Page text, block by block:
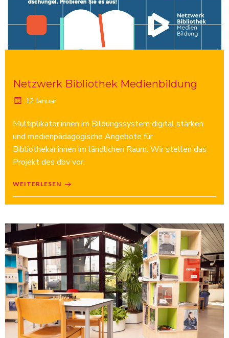
Netzwerk Bibliothek Medienbildung
12 Januar
Multiplikator:innen im Bildungssystem digital stärken
und medienpädagogische Angebote für
Bibliothekar:innen im ländlichen Raum. Wir stellen das
Projekt des dbv vor.
WEITERLESEN